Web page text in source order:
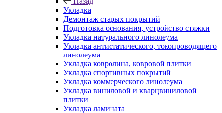
Укладка
Демонтаж старых покрытий
Подготовка основания, устройство стяжки
Укладка натурального линолеума
Укладка антистатического, токопроводящего
линолеума
Укладка ковролина, ковровой плитки
Укладка спортивных покрытий
Укладка коммерческого линолеума
Укладка виниловой и кварцвиниловой
плитки
Укладка ламината